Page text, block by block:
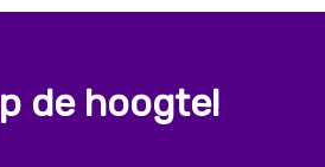
de hoogte!